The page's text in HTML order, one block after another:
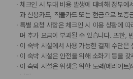
체크인 시 부대 비용 발생에 대비해 정부에
과 신용카드, 직불카드 또는 현금으로 보증
특별 요청 사항은 체크인 시 이용 상황에
며 추가 요금이 부과될 수 있습니다. 또한,
이 숙박 시설에서 사용 가능한 결제 수단은
이 숙박 시설은 안전을 위해 소화기 등을 갖
이 숙박 시설은 위생을 위한 노력(메리어트